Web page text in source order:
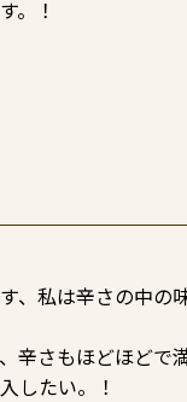
、私は辛さの中の
辛さもほどほどで
したい。！